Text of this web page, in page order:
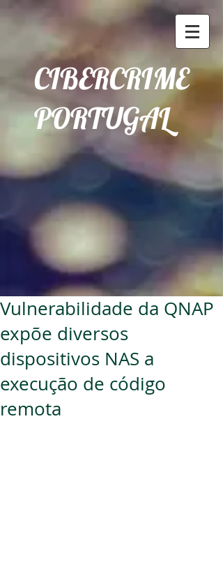
CIBERCRIME
PORTUGAL
Vulnerabilidade da QNAP
expõe diversos
dispositivos NAS a
execução de código
remota